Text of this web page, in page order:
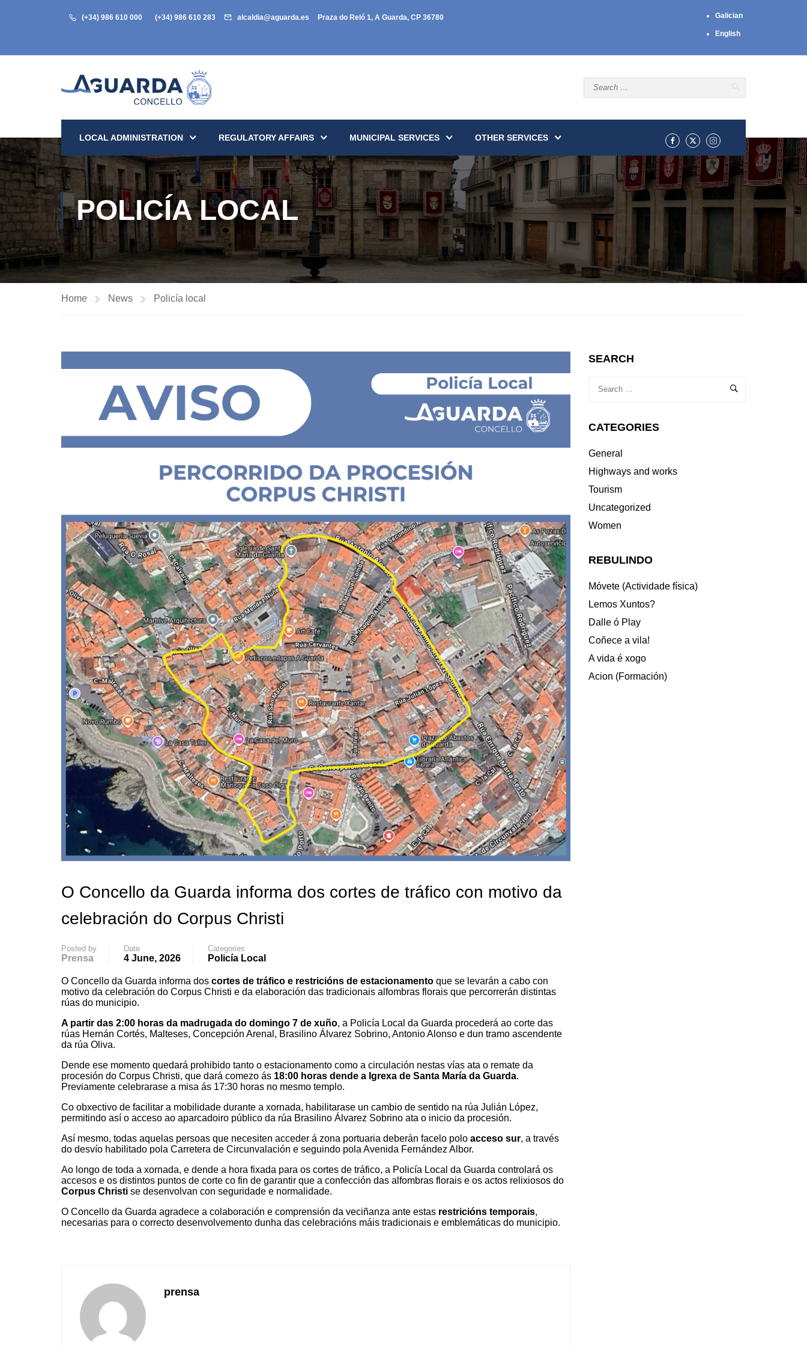
(+34) 986 610 000 (+34) 986 610 283 alcaldia@aguarda.es Praza do Reló 1, A Guarda, CP 36780 Galician
English
LOCAL ADMINISTRATION REGULATORY AFFAIRS MUNICIPAL SERVICES OTHER SERVICES
POLICÍA LOCAL
Home News Policía local
O Concello da Guarda informa dos cortes de tráfico con motivo da
celebración do Corpus Christi
Posted by
Prensa
Date
4 June, 2026
Categories
Policía Local
O Concello da Guarda informa dos cortes de tráfico e restricións de estacionamento que se levarán a cabo con
motivo da celebración do Corpus Christi e da elaboración das tradicionais alfombras florais que percorrerán distintas
rúas do municipio.
A partir das 2:00 horas da madrugada do domingo 7 de xuño, a Policía Local da Guarda procederá ao corte das
rúas Hernán Cortés, Malteses, Concepción Arenal, Brasilino Álvarez Sobrino, Antonio Alonso e dun tramo ascendente
da rúa Oliva.
Dende ese momento quedará prohibido tanto o estacionamento como a circulación nestas vías ata o remate da
procesión do Corpus Christi, que dará comezo ás 18:00 horas dende a Igrexa de Santa María da Guarda.
Previamente celebrarase a misa ás 17:30 horas no mesmo templo.
Co obxectivo de facilitar a mobilidade durante a xornada, habilitarase un cambio de sentido na rúa Julián López,
permitindo así o acceso ao aparcadoiro público da rúa Brasilino Álvarez Sobrino ata o inicio da procesión.
Así mesmo, todas aquelas persoas que necesiten acceder á zona portuaria deberán facelo polo acceso sur, a través
do desvío habilitado pola Carretera de Circunvalación e seguindo pola Avenida Fernández Albor.
Ao longo de toda a xornada, e dende a hora fixada para os cortes de tráfico, a Policía Local da Guarda controlará os
accesos e os distintos puntos de corte co fin de garantir que a confección das alfombras florais e os actos relixiosos do
Corpus Christi se desenvolvan con seguridade e normalidade.
O Concello da Guarda agradece a colaboración e comprensión da veciñanza ante estas restricións temporais,
necesarias para o correcto desenvolvemento dunha das celebracións máis tradicionais e emblemáticas do municipio.
prensa
SEARCH
CATEGORIES
General
Highways and works
Tourism
Uncategorized
Women
REBULINDO
Móvete (Actividade física)
Lemos Xuntos?
Dalle ó Play
Coñece a vila!
A vida é xogo
Acion (Formación)